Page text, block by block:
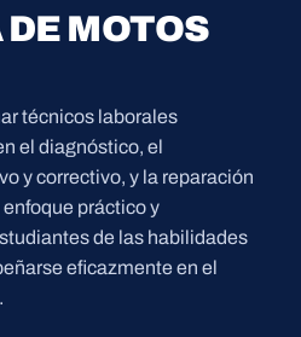
MOTOS
técnicos laborales
el diagnóstico, el
y correctivo, y la reparación
práctico y
de las habilidades
eficazmente en el